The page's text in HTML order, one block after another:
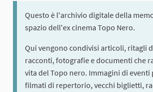
Questo è l'archivio digitale della
spazio dell'ex cinema Topo Nero.
Qui vengono condivisi articoli, ritagli
racconti, fotografie e documenti che
vita del Topo nero. Immagini di
filmati di repertorio, vecchi biglietti,